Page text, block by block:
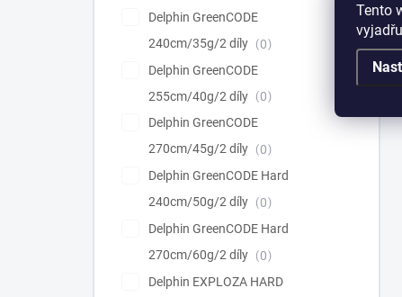
Tento
Delphin GreenCODE
240cm/35g/2 díly
0
Delphin GreenCODE
255cm/40g/2 díly
0
Delphin GreenCODE
270cm/45g/2 díly
0
Delphin GreenCODE Hard
240cm/50g/2 díly
0
Delphin GreenCODE Hard
270cm/60g/2 díly
0
Delphin EXPLOZA HARD